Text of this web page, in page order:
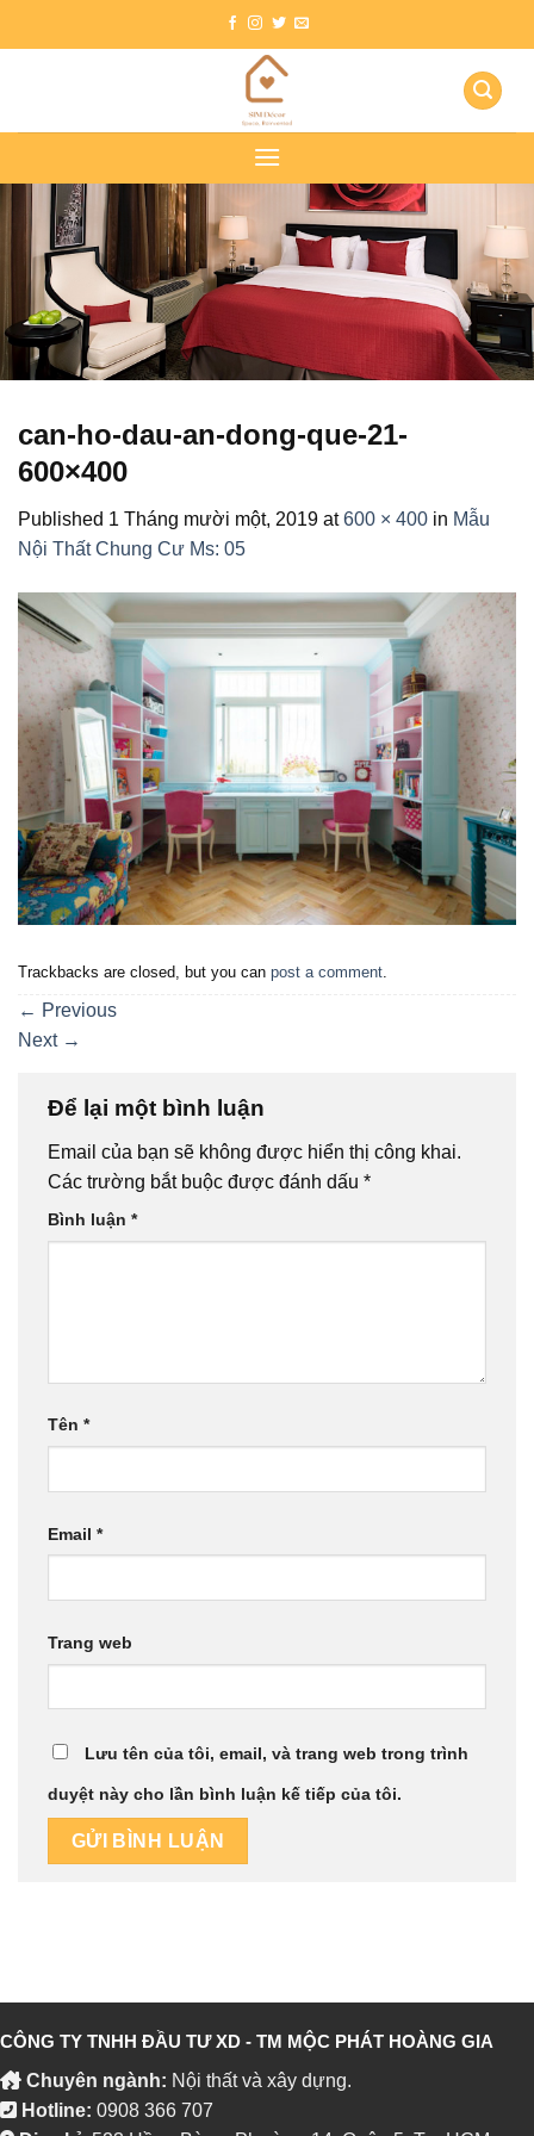
can-ho-dau-an-dong-que-21-
600×400
Published 1 Tháng mười một, 2019 at600 × 400 in Mẫu
Nội Thất Chung Cư Ms: 05
Trackbacks are closed, but you can post a comment
← Previous
Next →
Để lại một bình luận
Email của bạn sẽ không được hiển thị công khai.
Các trường bắt buộc được đánh dấu *
Bình luận *
Tên *
Email *
Trang web
Lưu tên của tôi, email, và trang web trong trình
duyệt này cho lần bình luận kế tiếp của tôi.
CÔNG TY TNHH ĐẦU TƯ XD - TM MỘC PHÁT HOÀNG GIA
Chuyên ngành: Nội thất và xây dựng.
Hotline: 0908 366 707